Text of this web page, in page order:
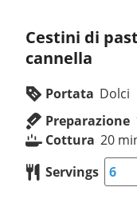
Cestini di
cannella
Portata Dolci
Preparazione
Cottura 20
Servings